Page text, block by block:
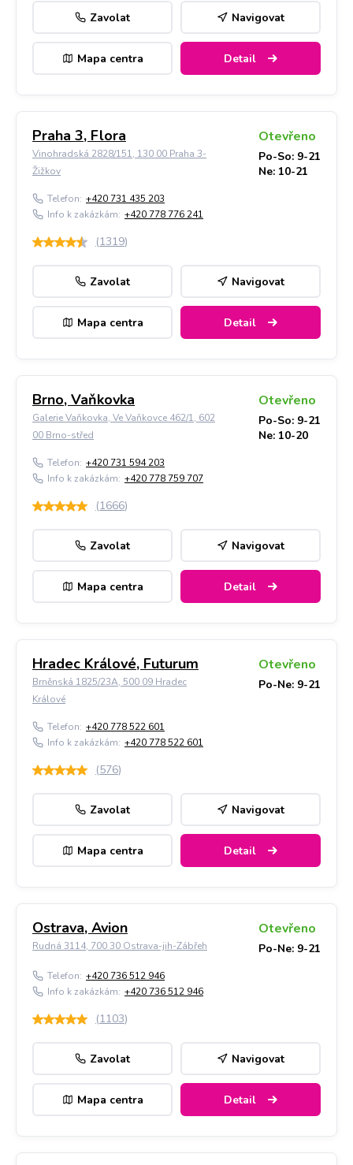
Zavolat Navigovat
Mapa centra Detail
Praha 3, Flora
Vinohradská 2828/151, 130 00 Praha 3-
Žižkov
Otevřeno
Po-So: 9-21
Ne: 10-21
Telefon: +420 731 435 203
Info k zakázkám: +420 778 776 241
(1319)
Zavolat Navigovat
Mapa centra Detail
Brno, Vaňkovka
Galerie Vaňkovka, Ve Vaňkovce 462/1, 602
00 Brno-střed
Otevřeno
Po-So: 9-21
Ne: 10-20
Telefon: +420 731 594 203
Info k zakázkám: +420 778 759 707
(1666)
Zavolat Navigovat
Mapa centra Detail
Hradec Králové, Futurum
Brněnská 1825/23A, 500 09 Hradec
Králové
Otevřeno
Po-Ne: 9-21
Telefon: +420 778 522 601
Info k zakázkám: +420 778 522 601
(576)
Zavolat Navigovat
Mapa centra Detail
Ostrava, Avion
Rudná 3114, 700 30 Ostrava-jih-Zábřeh
Otevřeno
Po-Ne: 9-21
Telefon: +420 736 512 946
Info k zakázkám: +420 736 512 946
(1103)
Zavolat Navigovat
Mapa centra Detail